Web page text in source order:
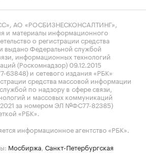
АО «РОСБИЗНЕСКОНСАЛТИНГ»,
и материалы информационного
о регистрации средства
выдано Федеральной службой
информационных технологий
(Роскомнадзор) 09.12.2015
и сетевого издания «РБК»
средства массовой информации
по надзору в сфере связи,
и массовых коммуникаций
за номером ЭЛ №ФС77-82385)
«РБК».
информационное агентство «РБК».
Мосбиржа, Санкт-Петербургская